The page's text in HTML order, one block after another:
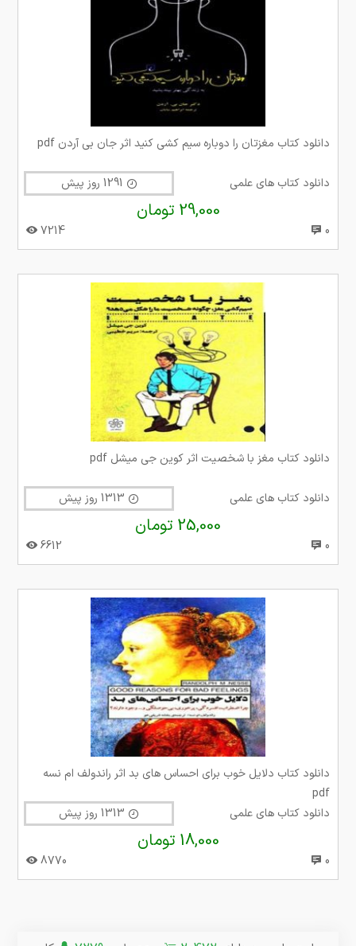
دانلود کتاب مغزتان را دوباره سیم کشی کنید اثر جان بی آردن pdf
دانلود کتاب های علمی
29,000 تومان
0
7214
دانلود کتاب مغز با شخصیت اثر کوین جی میشل pdf
دانلود کتاب های علمی
25,000 تومان
0
6612
دانلود کتاب دلایل خوب برای احساس های بد اثر راندولف ام نسه
pdf
دانلود کتاب های علمی
18,000 تومان
0
8770